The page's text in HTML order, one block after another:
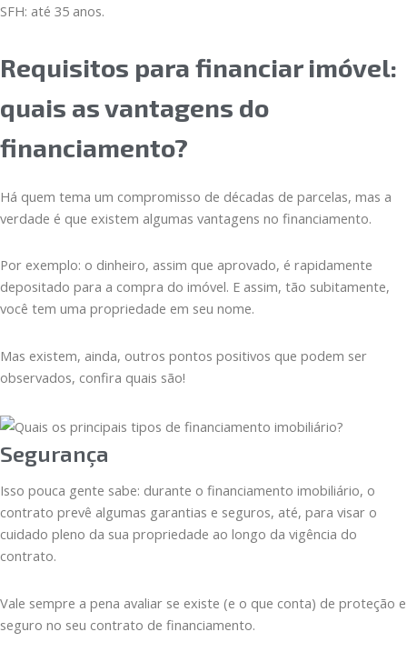
SFH: até 35 anos.
Requisitos para financiar imóvel:
quais as vantagens do
financiamento?
Há quem tema um compromisso de décadas de parcelas, mas a
verdade é que existem algumas vantagens no financiamento.
Por exemplo: o dinheiro, assim que aprovado, é rapidamente
depositado para a compra do imóvel. E assim, tão subitamente,
você tem uma propriedade em seu nome.
Mas existem, ainda, outros pontos positivos que podem ser
observados, confira quais são!
Segurança
Isso pouca gente sabe: durante o financiamento imobiliário, o
contrato prevê algumas garantias e seguros, até, para visar o
cuidado pleno da sua propriedade ao longo da vigência do
contrato.
Vale sempre a pena avaliar se existe (e o que conta) de proteção e
seguro no seu contrato de financiamento.